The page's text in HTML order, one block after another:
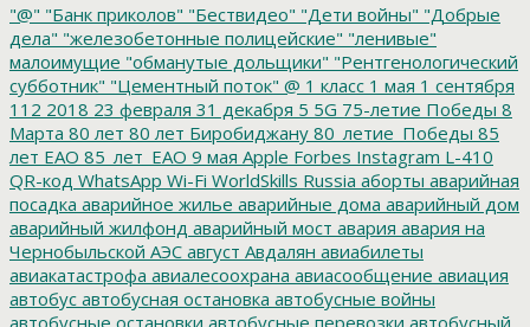
"@" "Банк приколов" "Бествидео" "Дети войны" "Добрые
дела" "железобетонные полицейские" "ленивые"
малоимущие "обманутые дольщики" "Рентгенологический
субботник" "Цементный поток" @ 1 класс 1 мая 1 сентября
112 2018 23 февраля 31 декабря 5 5G 75-летие Победы 8
Марта 80 лет 80 лет Биробиджану 80_летие_Победы 85
лет ЕАО 85_лет_ЕАО 9 мая Apple Forbes Instagram L-410
QR-код WhatsApp Wi-Fi WorldSkills Russia аборты аварийная
посадка аварийное жилье аварийные дома аварийный дом
аварийный жилфонд аварийный мост авария авария на
Чернобыльской АЭС август Авдалян авиабилеты
авиакатастрофа авиалесоохрана авиасообщение авиация
автобус автобусная остановка автобусные войны
автобусные остановки автобусные перевозки автобусный